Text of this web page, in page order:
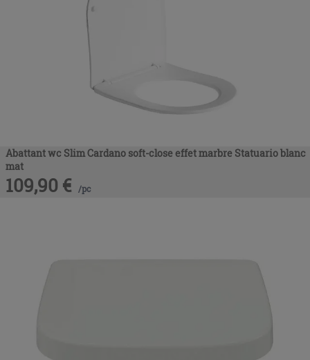
Abattant wc Slim Cardano soft-close effet marbre Statuario blanc
mat
109,90 € /pc